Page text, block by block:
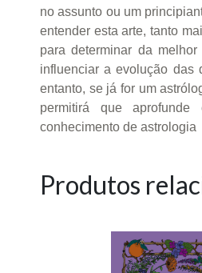
no assunto ou um
entender esta arte, tanto
para determinar da
influenciar a evolução das
entanto, se já for um
permitirá que
conhecimento de astrologia
Produtos